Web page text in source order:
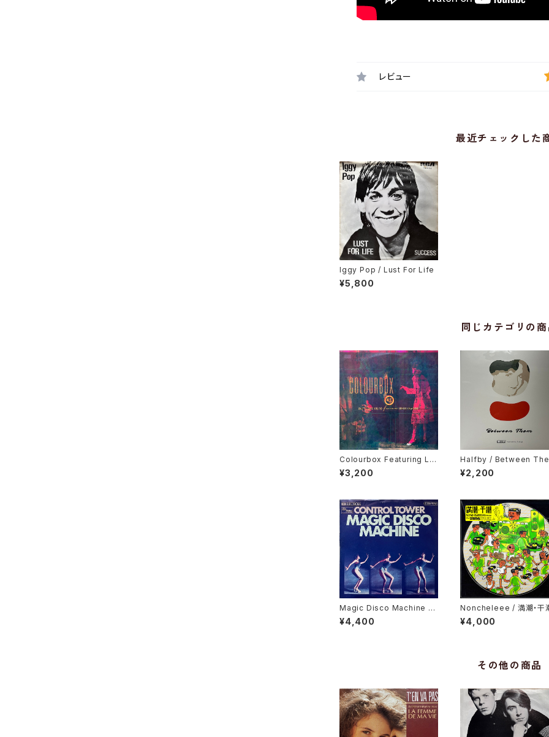
レビュー
最近チェックした
Iggy Pop / Lust For Life
¥5,800
同じカテゴリの商
Colourbox Featuring Lor
ita Grahame / Baby I Lov
e You So
¥3,200
Halfby / Between
¥2,200
Magic Disco Machine /
Scratchin'
¥4,400
Noncheleee / 満潮・干
¥4,000
その他の商品